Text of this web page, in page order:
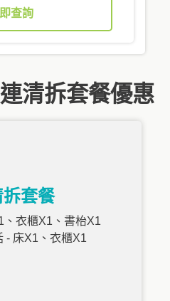
查詢
清拆套餐優惠
拆套餐
、衣櫃X1、書枱X1
- 床X1、衣櫃X1